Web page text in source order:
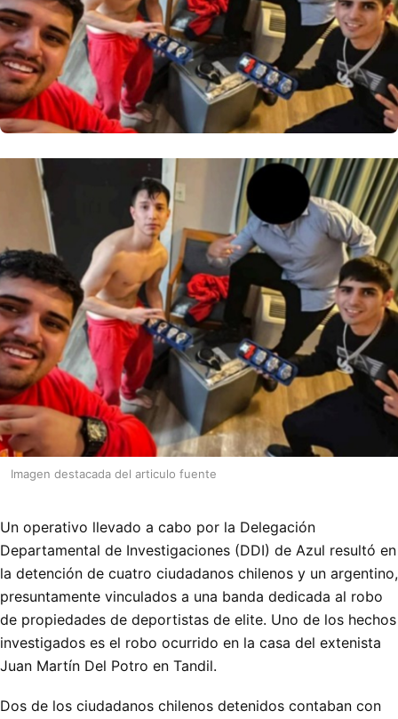
Imagen destacada del articulo fuente
Un operativo llevado a cabo por la Delegación
Departamental de Investigaciones (DDI) de Azul resultó en
la detención de cuatro ciudadanos chilenos y un argentino,
presuntamente vinculados a una banda dedicada al robo
de propiedades de deportistas de elite. Uno de los hechos
investigados es el robo ocurrido en la casa del extenista
Juan Martín Del Potro en Tandil.
Dos de los ciudadanos chilenos detenidos contaban con